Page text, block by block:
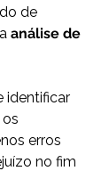
de
análise de
identificar
erros
no fim